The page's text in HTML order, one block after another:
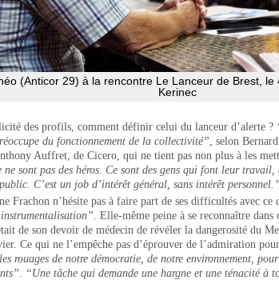
(Anticor 29) à la rencontre Le Lanceur de Brest,
Kerinec
des profils, comment définir celui du lanceur d’alerte ?
du fonctionnement de la collectivité” , selon
Auffret, de Cicero, qui ne tient pas non plus à les
ne sont pas des héros. Ce sont des gens qui font leur
C’est un job d’intérêt général, sans intérêt personnel.”
Frachon n’hésite pas à faire part de ses difficultés avec ce
. Elle-même peine à se reconnaître
de son devoir de médecin de révéler la dangerosité du
Ce qui ne l’empêche pas d’éprouver de l’admiration pour
rouages de notre démocratie, de notre environnement,
“Une tâche qui demande une hargne et une ténacité à